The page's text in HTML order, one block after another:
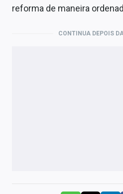
reforma de maneira
CONTINUA DEPOIS